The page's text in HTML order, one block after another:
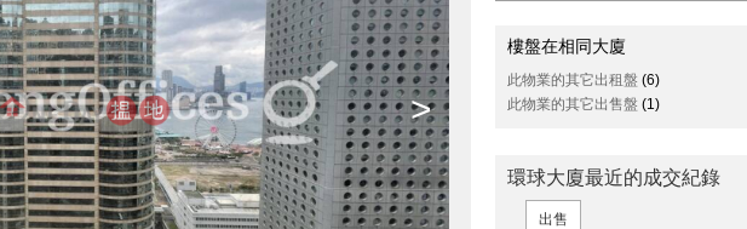
>
樓盤在相同大廈
此物業的其它出租盤 (6)
此物業的其它出售盤 (1)
環球大廈最近的成交紀錄
出售